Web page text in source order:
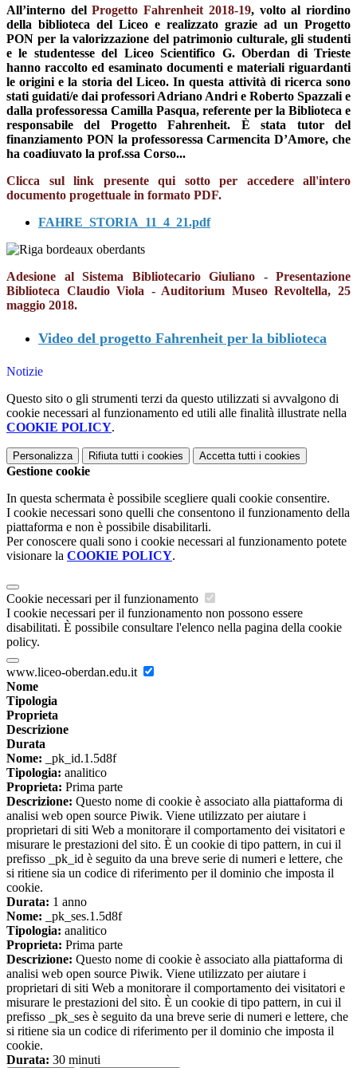
All’interno delProgetto Fahrenheit 2018-19, volto al riordino
della biblioteca del Liceo e realizzato grazie ad un Progetto
PON per la valorizzazione del patrimonio culturale, gli studenti
e le studentesse del Liceo Scientifico G. Oberdan di Trieste
hanno raccolto ed esaminato documenti e materiali riguardanti
le origini e la storia del Liceo. In questa attività di ricerca sono
stati guidati/e dai professori Adriano Andri e Roberto Spazzali e
dalla professoressa Camilla Pasqua, referente per la Biblioteca e
responsabile del Progetto Fahrenheit. È stata tutor del
finanziamento PON la professoressa Carmencita D’Amore, che
ha coadiuvato la prof.ssa Corso...
Clicca sul link presente qui sotto per accedere all'intero
documento progettuale in formato PDF.
FAHRE_STORIA_11_4_21.pdf
Adesione al Sistema Bibliotecario Giuliano - Presentazione
Biblioteca Claudio Viola - Auditorium Museo Revoltella, 25
maggio 2018.
Video del progetto Fahrenheit per la biblioteca
Notizie
Questo sito o gli strumenti terzi da questo utilizzati si avvalgono di
cookie necessari al funzionamento ed utili alle finalità illustrate nella
COOKIE POLICY.
Personalizza Rifiuta tutti i cookies Accetta tutti i cookies
Gestione cookie
In questa schermata è possibile scegliere quali cookie consentire.
I cookie necessari sono quelli che consentono il funzionamento della
piattaforma e non è possibile disabilitarli.
Per conoscere quali sono i cookie necessari al funzionamento potete
visionare la COOKIE POLICY.
Cookie necessari per il funzionamento
I cookie necessari per il funzionamento non possono essere
disabilitati. È possibile consultare l'elenco nella pagina della cookie
policy.
www.liceo-oberdan.edu.it
Nome
Tipologia
Proprieta
Descrizione
Durata
Nome: _pk_id.1.5d8f
Tipologia: analitico
Proprieta: Prima parte
Descrizione: Questo nome di cookie è associato alla piattaforma di
analisi web open source Piwik. Viene utilizzato per aiutare i
proprietari di siti Web a monitorare il comportamento dei visitatori e
misurare le prestazioni del sito. È un cookie di tipo pattern, in cui il
prefisso _pk_id è seguito da una breve serie di numeri e lettere, che
si ritiene sia un codice di riferimento per il dominio che imposta il
cookie.
Durata: 1 anno
Nome: _pk_ses.1.5d8f
Tipologia: analitico
Proprieta: Prima parte
Descrizione: Questo nome di cookie è associato alla piattaforma di
analisi web open source Piwik. Viene utilizzato per aiutare i
proprietari di siti Web a monitorare il comportamento dei visitatori e
misurare le prestazioni del sito. È un cookie di tipo pattern, in cui il
prefisso _pk_ses è seguito da una breve serie di numeri e lettere, che
si ritiene sia un codice di riferimento per il dominio che imposta il
cookie.
Durata: 30 minuti